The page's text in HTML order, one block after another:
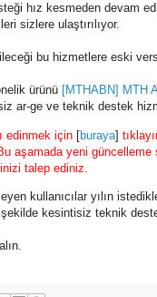
hız kesmeden devam
sizlere ulaştırılıyor.
bu hizmetlere eski
ürünü [MTHABN] MTH
ar-ge ve teknik destek
edinmek için [buraya]
aşamada yeni güncelleme
talep ediniz.
kullanıcılar yılın
kesintisiz teknik